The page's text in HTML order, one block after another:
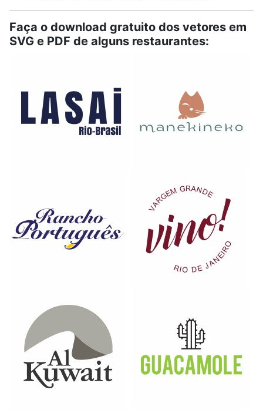
Faça o download gratuito dos vetores em
SVG e PDF de alguns restaurantes: